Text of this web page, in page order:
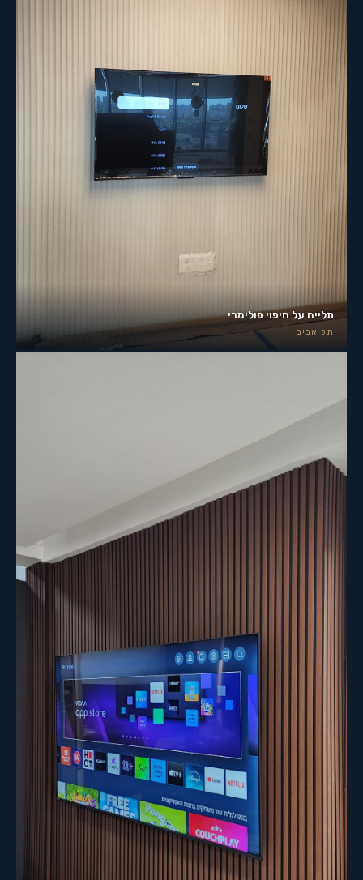
תלייה על חיפוי פולימרי
תל אביב